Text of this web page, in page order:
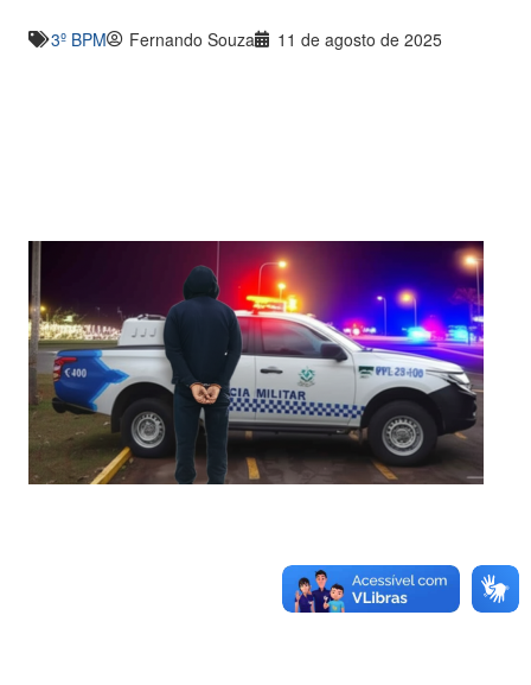
3º BPM Fernando Souza 11 de agosto de 2025